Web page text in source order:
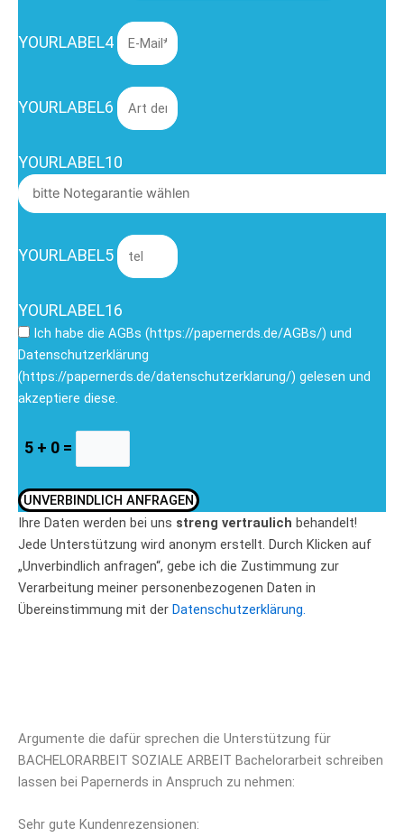
YOURLABEL4
YOURLABEL6
YOURLABEL10
YOURLABEL5
YOURLABEL16
Ich habe die AGBs (https://papernerds.de/AGBs/) und
Datenschutzerklärung
(https://papernerds.de/datenschutzerklarung/) gelesen und
akzeptiere diese.
5 + 0 =
UNVERBINDLICH ANFRAGEN
Ihre Daten werden bei uns streng vertraulich behandelt!
Jede Unterstützung wird anonym erstellt. Durch Klicken auf
„Unverbindlich anfragen“, gebe ich die Zustimmung zur
Verarbeitung meiner personenbezogenen Daten in
Übereinstimmung mit der Datenschutzerklärung.
Argumente die dafür sprechen die Unterstützung für
BACHELORARBEIT SOZIALE ARBEIT Bachelorarbeit schreiben
lassen bei Papernerds in Anspruch zu nehmen:
Sehr gute Kundenrezensionen: